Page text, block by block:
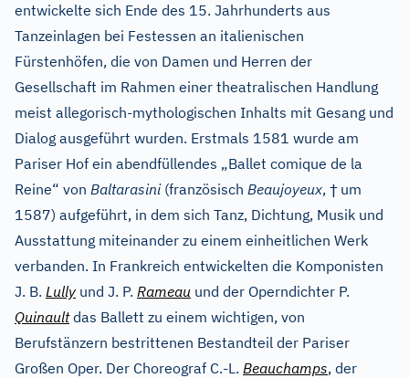
entwickelte sich Ende des 15. Jahrhunderts aus
Tanzeinlagen bei Festessen an italienischen
Fürstenhöfen, die von Damen und Herren der
Gesellschaft im Rahmen einer theatralischen Handlung
meist allegorisch-mythologischen Inhalts mit Gesang und
Dialog ausgeführt wurden. Erstmals 1581 wurde am
Pariser Hof ein abendfüllendes „Ballet comique de la
Reine“ von Baltarasini(französisch Beaujoyeux, † um
1587) aufgeführt, in dem sich Tanz, Dichtung, Musik und
Ausstattung miteinander zu einem einheitlichen Werk
verbanden. In Frankreich entwickelten die Komponisten
J. B. Lully und J. P. Rameau und der Operndichter P.
Quinaultdas Ballett zu einem wichtigen, von
Berufstänzern bestrittenen Bestandteil der Pariser
Großen Oper. Der Choreograf C.-L. Beauchamps, der